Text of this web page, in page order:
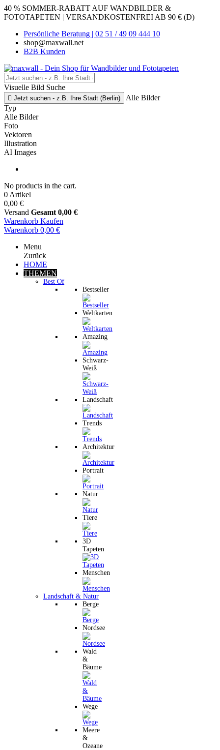
40 % SOMMER-RABATT AUF WANDBILDER &
FOTOTAPETEN | VERSANDKOSTENFREI AB 90 € (D)
Persönliche Beratung | 02 51 / 49 09 444 10
shop@maxwall.net
B2B Kunden
Visuelle Bild Suche
 Jetzt suchen - z.B. Ihre Stadt (Berlin)
Alle Bilder
Typ
Alle Bilder
Foto
Vektoren
Illustration
AI Images
No products in the cart.
0 Artikel
0,00 €
Versand Gesamt 0,00 €
Warenkorb Kaufen
Warenkorb 0,00 €
Menu
Zurück
HOME
THEMEN
Best Of
Bestseller
Weltkarten
Amazing
Schwarz-
Weiß
Landschaft
Trends
Architektur
Portrait
Natur
Tiere
3D
Tapeten
Menschen
Landschaft & Natur
Berge
Nordsee
Wald
&
Bäume
Wege
Meere
&
Ozeane